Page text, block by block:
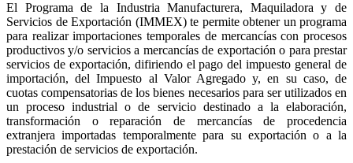
El Programa de la Industria Manufacturera, Maquiladora y de
Servicios de Exportación (IMMEX) te permite obtener un programa
para realizar importaciones temporales de mercancías con procesos
productivos y/o servicios a mercancías de exportación o para prestar
servicios de exportación, difiriendo el pago del impuesto general de
importación, del Impuesto al Valor Agregado y, en su caso, de
cuotas compensatorias de los bienes necesarios para ser utilizados en
un proceso industrial o de servicio destinado a la elaboración,
transformación o reparación de mercancías de procedencia
extranjera importadas temporalmente para su exportación o a la
prestación de servicios de exportación.